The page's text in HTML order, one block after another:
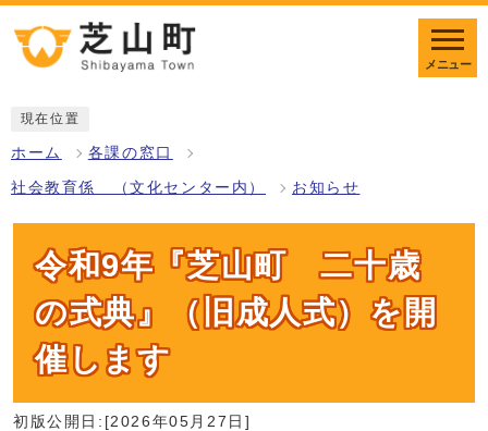
メニュー
現在位置
ホーム 各課の窓口
社会教育係 （文化センター内） お知らせ
令和9年『芝山町 二十歳
の式典』（旧成人式）を開
催します
初版公開日:[2026年05月27日]